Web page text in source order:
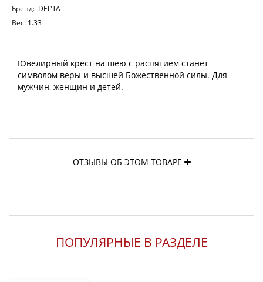
Бренд: DEL'TA
Вес: 1.33
Ювелирный крест на шею с распятием станет
символом веры и высшей Божественной силы. Для
мужчин, женщин и детей.
ОТЗЫВЫ ОБ ЭТОМ ТОВАРЕ
ПОПУЛЯРНЫЕ В РАЗДЕЛЕ